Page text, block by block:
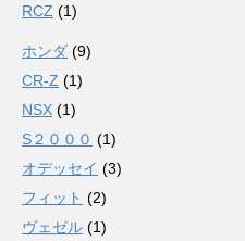
RCZ (1)
ホンダ (9)
CR-Z (1)
NSX (1)
S２０００ (1)
オデッセイ (3)
フィット (2)
ヴェゼル (1)